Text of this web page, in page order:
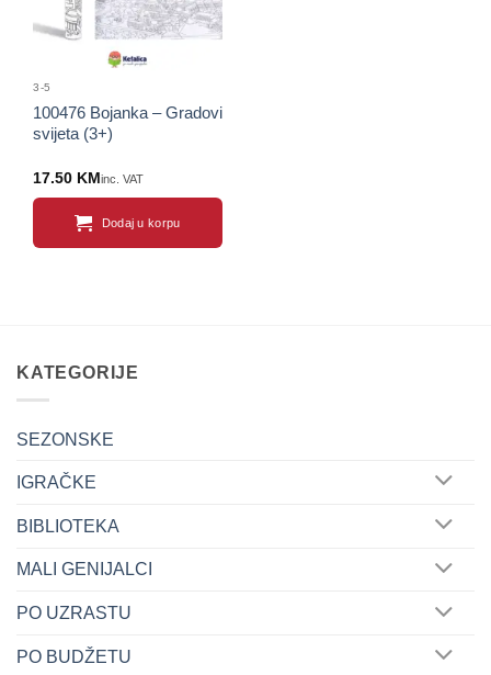
3-5
100476 Bojanka – Gradovi
svijeta (3+)
17.50 KM inc. VAT
Dodaj u korpu
KATEGORIJE
SEZONSKE
IGRAČKE
BIBLIOTEKA
MALI GENIJALCI
PO UZRASTU
PO BUDŽETU